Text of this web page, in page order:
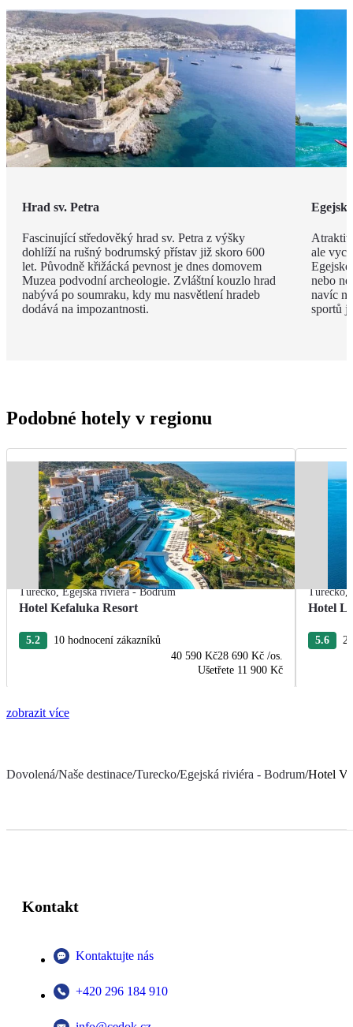
Hrad sv. Petra
Fascinující středověký hrad sv. Petra z výšky
dohlíží na rušný bodrumský přístav již skoro 600
let. Původně křižácká pevnost je dnes domovem
Muzea podvodní archeologie. Zvláštní kouzlo hrad
nabývá po soumraku, kdy mu nasvětlení hradeb
dodává na impozantnosti.
ale
nebo
navíc
sportů
Podobné hotely v regionu
Turecko,Egejská riviéra - Bodrum
Hotel Kefaluka Resort
5.2
10 hodnocení zákazníků
40 590 Kč28 690 Kč /os.
Ušetřete 11 900 Kč
Turecko,
Hotel
5.6
zobrazit více
Dovolená/Naše destinace/Turecko/Egejská riviéra - Bodrum/Hotel
Kontakt
Kontaktujte nás
+420 296 184 910